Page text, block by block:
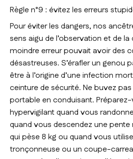
Règle n°9 : évitez les erreurs
Pour éviter les dangers, nos
sens aigu de l’observation et de
moindre erreur pouvait avoir des
désastreuses. S’érafler un genou
être à l’origine d’une infection
ceinture de sécurité. Ne buvez
portable en conduisant.
hypervigilant quand vous
quand vous descendez une pente
qui pèse 8 kg ou quand vous
tronçonneuse ou un coupe-